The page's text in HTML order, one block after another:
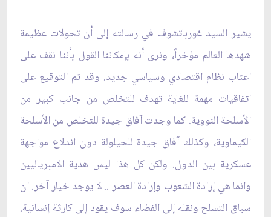
يشير السيد غورباتشوف في رسالته إلى أن تحولات عظيمة
شهدها العالم مؤخراً، ونرى أنه بإمكاننا القول بأننا نقف على
اعتاب نظام اقتصادي وسياسي جديد. وقد تم التوقيع على
اتفاقيات مهمة للغاية تهدف للتخلص من جانب كبير من
الأسلحة النووية. كما وجدت آفاق جيدة للتخلص من الأسلحة
الكيماوية، وكذلك آفاق جيدة للحيلولة دون اندلاع مواجهة
عسكرية بين الدول. ولكن كل هذا ليس هدية الامبرياليين
وانما هي إرادة الشعوب وإرادة العصر .. لا يوجد خيار آخر. ان
سباق التسلح ونقله إلى الفضاء سوف يقود إلى كارثة إنسانية.